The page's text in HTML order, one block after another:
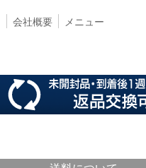
会社概要 メニュー